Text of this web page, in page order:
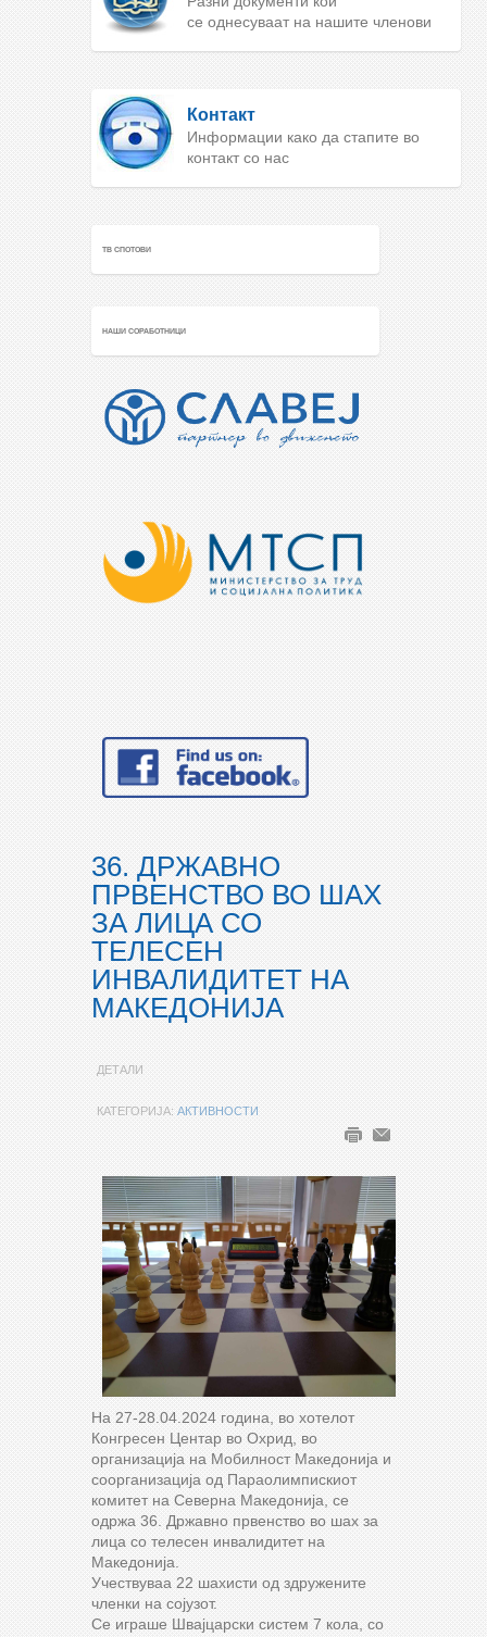
се однесуваат на нашите членови
Контакт
Информации како да стапите во
контакт со нас
ТВ СПОТОВИ
НАШИ СОРАБОТНИЦИ
36. ДРЖАВНО
ПРВЕНСТВО ВО ШАХ
ЗА ЛИЦА СО
ТЕЛЕСЕН
ИНВАЛИДИТЕТ НА
МАКЕДОНИЈА
ДЕТАЛИ
КАТЕГОРИЈА: АКТИВНОСТИ
На 27-28.04.2024 година, во хотелот
Конгресен Центар во Охрид, во
организација на Мобилност Македонија и
соорганизација од Параолимпискиот
комитет на Северна Македонија, се
одржа 36. Државно првенство во шах за
лица со телесен инвалидитет на
Македонија.
Учествуваа 22 шахисти од здружените
членки на сојузот.
Се играше Швајцарски систем 7 кола, со